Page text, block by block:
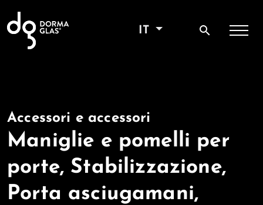
IT search
Accessori e accessori
Maniglie e pomelli per
porte, Stabilizzazione,
Porta asciugamani,